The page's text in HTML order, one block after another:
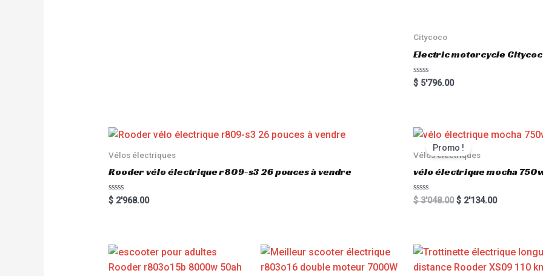
Citycoco
Electric motorcycle
R
a
o
u
o
f
$ 5'796.00
Vélos électriques
Rooder vélo électrique r809-s3 26 pouces à vendre
R
a
o
u
t
o
$2'968.00
Promo !
Vélos électriques
vélo électrique mocha
R
a
o
u
o
$3'048.00 $ 2'134.00